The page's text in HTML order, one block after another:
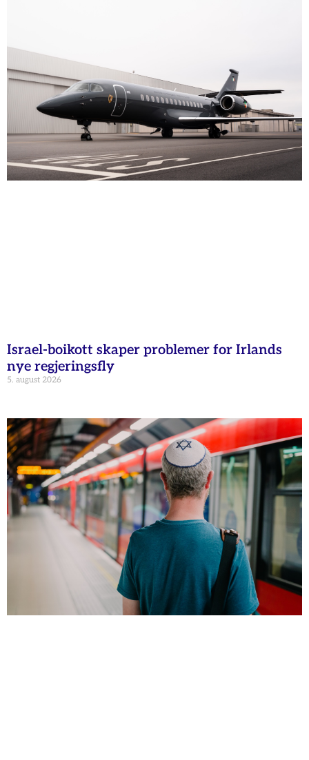
Israel-boikott skaper problemer for Irlands
nye regjeringsfly
5. august 2026